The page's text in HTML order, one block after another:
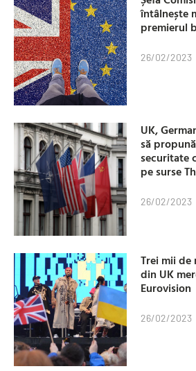
întâlnește
premierul
26/02/2023
UK,
să
securitate
pe surse
26/02/2023
Trei mii
din UK
Eurovision
26/02/2023